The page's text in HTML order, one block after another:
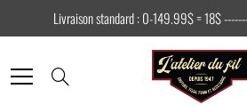
Livraison standard : 0-149.99$ = 18$